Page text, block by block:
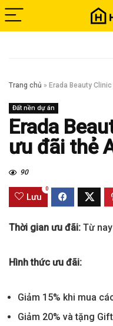
Trang chủ » Erada Beauty
Đất nền dự án
Erada
ưu đãi thẻ
90
Lưu
0
Thời gian ưu đãi: Từ
Hình thức ưu đãi:
Giảm 15% khi mua
Giảm 20% và tặng